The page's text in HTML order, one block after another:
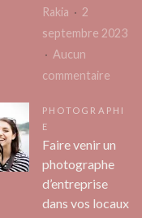
Rakia
2
septembre 2023
Aucun
commentaire
PHOTOGRAPHI
E
Faire venir un
photographe
d’entreprise
dans vos locaux